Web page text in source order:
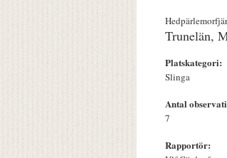
Trunelän,
Platskategori:
Slinga
Antal
7
Rapportör: